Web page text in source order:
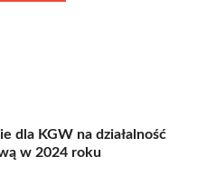
dla KGW na działalność
w 2024 roku